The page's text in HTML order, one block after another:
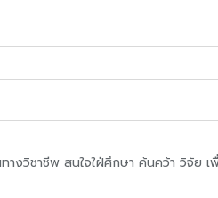
วิชาชีพ สนใจใฝ่ศึกษา ค้นคว้า วิจัย เพื่